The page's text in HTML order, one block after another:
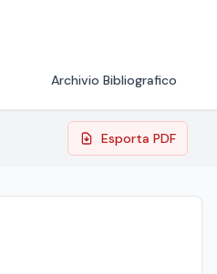
Archivio Bibliografico
Esporta PDF